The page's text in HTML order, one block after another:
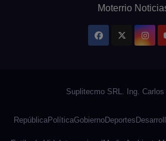
Moterrio
RepúblicaPolíticaGobiernoDeportes